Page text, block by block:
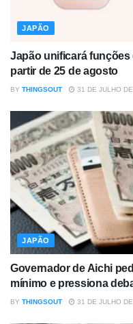
JAPÃO
Japão unificará funções
partir de 25 de agosto
BY THINGSOUT 31 DE JULHO
JAPÃO
Governador de Aichi
mínimo e pressiona
BY THINGSOUT 31 DE JULHO